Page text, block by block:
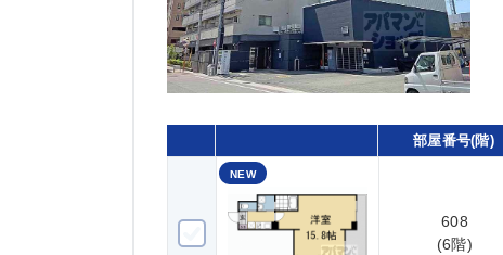
部屋番号(階)
608(6階)
NEW
608
(6階)